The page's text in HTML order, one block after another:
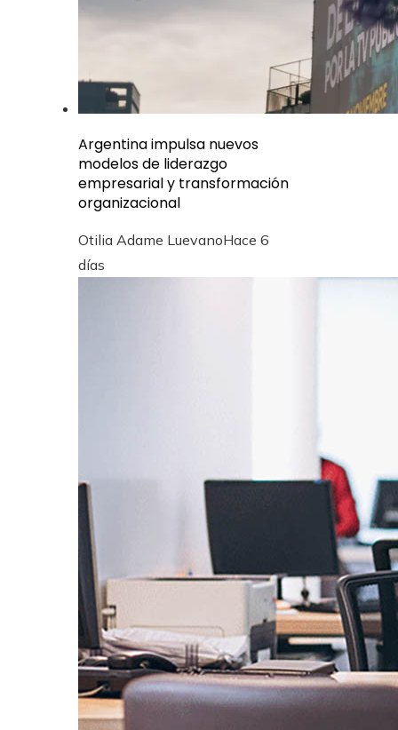
Argentina impulsa nuevos
modelos de liderazgo
empresarial y transformación
organizacional
Otilia Adame LuevanoHace 6
días